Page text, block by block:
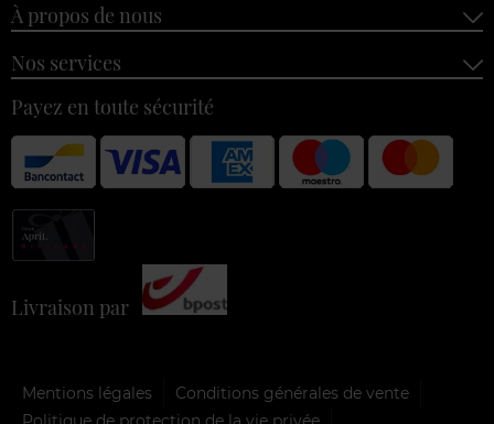
À propos de nous
Nos services
Payez en toute sécurité
Livraison par
Mentions légales
Conditions générales de vente